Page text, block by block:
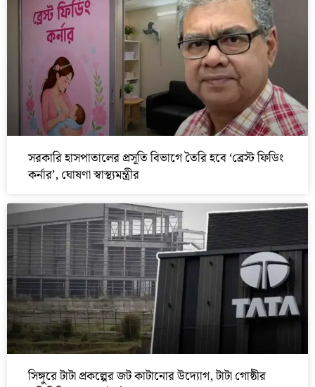
সরকারি হাসপাতালের প্রসূতি বিভাগে তৈরি হবে ‘ব্রেস্ট ফিডিং
কর্নার’, ঘোষণা স্বাস্থ্যমন্ত্রীর
সিঙ্গুরে টাটা প্রকল্পের জট কাটানোর উদ্যোগ, টাটা গোষ্ঠীর